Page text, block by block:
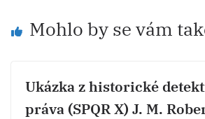
Mohlo by se vám
Ukázka z historické
práva (SPQR X) J. M.